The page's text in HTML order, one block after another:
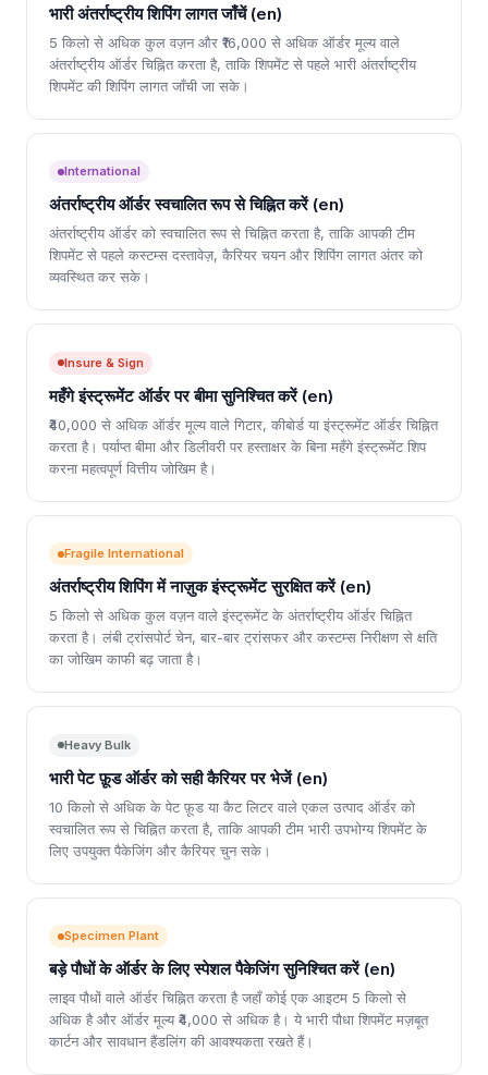
भारी अंतर्राष्ट्रीय शिपिंग लागत जाँचें (en)
5 किलो से अधिक कुल वज़न और ₹16,000 से अधिक ऑर्डर मूल्य वाले
अंतर्राष्ट्रीय ऑर्डर चिह्नित करता है, ताकि शिपमेंट से पहले भारी अंतर्राष्ट्रीय
शिपमेंट की शिपिंग लागत जाँची जा सके।
International
अंतर्राष्ट्रीय ऑर्डर स्वचालित रूप से चिह्नित करें (en)
अंतर्राष्ट्रीय ऑर्डर को स्वचालित रूप से चिह्नित करता है, ताकि आपकी टीम
शिपमेंट से पहले कस्टम्स दस्तावेज़, कैरियर चयन और शिपिंग लागत अंतर को
व्यवस्थित कर सके।
Insure & Sign
महँगे इंस्ट्रूमेंट ऑर्डर पर बीमा सुनिश्चित करें (en)
₹40,000 से अधिक ऑर्डर मूल्य वाले गिटार, कीबोर्ड या इंस्ट्रूमेंट ऑर्डर चिह्नित
करता है। पर्याप्त बीमा और डिलीवरी पर हस्ताक्षर के बिना महँगे इंस्ट्रूमेंट शिप
करना महत्वपूर्ण वित्तीय जोखिम है।
Fragile International
अंतर्राष्ट्रीय शिपिंग में नाज़ुक इंस्ट्रूमेंट सुरक्षित करें (en)
5 किलो से अधिक कुल वज़न वाले इंस्ट्रूमेंट के अंतर्राष्ट्रीय ऑर्डर चिह्नित
करता है। लंबी ट्रांसपोर्ट चेन, बार-बार ट्रांसफर और कस्टम्स निरीक्षण से क्षति
का जोखिम काफी बढ़ जाता है।
Heavy Bulk
भारी पेट फ़ूड ऑर्डर को सही कैरियर पर भेजें (en)
10 किलो से अधिक के पेट फ़ूड या कैट लिटर वाले एकल उत्पाद ऑर्डर को
स्वचालित रूप से चिह्नित करता है, ताकि आपकी टीम भारी उपभोग्य शिपमेंट के
लिए उपयुक्त पैकेजिंग और कैरियर चुन सके।
Specimen Plant
बड़े पौधों के ऑर्डर के लिए स्पेशल पैकेजिंग सुनिश्चित करें (en)
लाइव पौधों वाले ऑर्डर चिह्नित करता है जहाँ कोई एक आइटम 5 किलो से
अधिक है और ऑर्डर मूल्य ₹4,000 से अधिक है। ये भारी पौधा शिपमेंट मज़बूत
कार्टन और सावधान हैंडलिंग की आवश्यकता रखते हैं।